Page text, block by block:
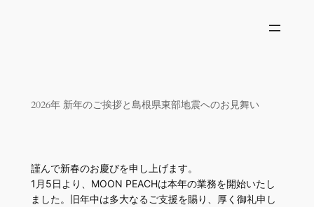
2026年 新年のご挨拶と島根県東部地震へのお見舞い
謹んで新春のお慶びを申し上げます。
1月5日より、MOON PEACHは本年の業務を開始いたし
ました。旧年中は多大なるご支援を賜り、厚く御礼申し